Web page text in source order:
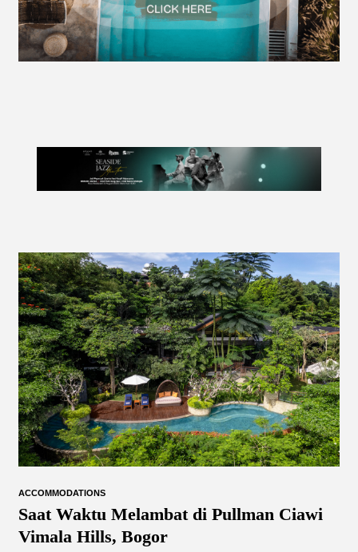
ACCOMMODATIONS
Saat Waktu Melambat di Pullman Ciawi
Vimala Hills, Bogor